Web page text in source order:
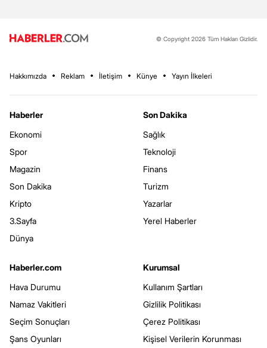
© Copyright 2026 Tüm Hakları Gizlidir.
Hakkımızda Reklam İletişim Künye Yayın İlkeleri
Haberler
Ekonomi
Spor
Magazin
Son Dakika
Kripto
3.Sayfa
Dünya
Son Dakika
Sağlık
Teknoloji
Finans
Turizm
Yazarlar
Yerel Haberler
Haberler.com
Hava Durumu
Namaz Vakitleri
Seçim Sonuçları
Şans Oyunları
Kurumsal
Kullanım Şartları
Gizlilik Politikası
Çerez Politikası
Kişisel Verilerin Korunması